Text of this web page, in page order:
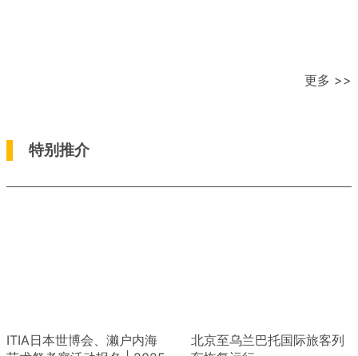
更多 >>
特别推介
ITIA日本世博会、濑户内海
北京至乌兰巴托国际旅客列